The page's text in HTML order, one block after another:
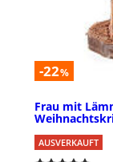
-22%
Frau mit
AUSVERKAUFT